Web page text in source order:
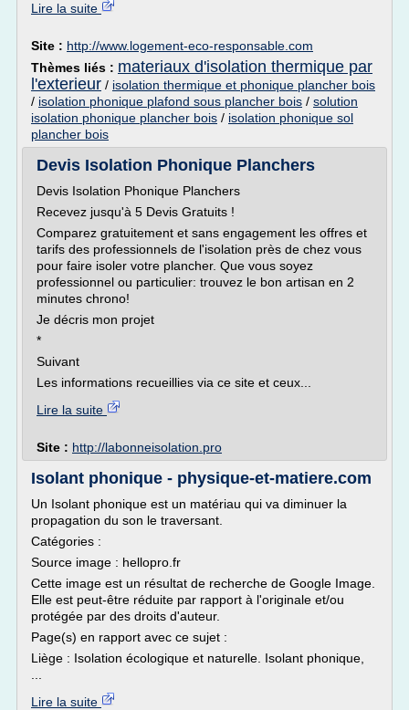
Lire la suite
Site : http://www.logement-eco-responsable.com
Thèmes liés : materiaux d'isolation thermique par
l'exterieur / isolation thermique et phonique plancher bois
/ isolation phonique plafond sous plancher bois / solution
isolation phonique plancher bois / isolation phonique sol
plancher bois
Devis Isolation Phonique Planchers
Devis Isolation Phonique Planchers
Recevez jusqu'à 5 Devis Gratuits !
Comparez gratuitement et sans engagement les offres et
tarifs des professionnels de l'isolation près de chez vous
pour faire isoler votre plancher. Que vous soyez
professionnel ou particulier: trouvez le bon artisan en 2
minutes chrono!
Je décris mon projet
*
Suivant
Les informations recueillies via ce site et ceux...
Lire la suite
Site : http://labonneisolation.pro
Isolant phonique - physique-et-matiere.com
Un Isolant phonique est un matériau qui va diminuer la
propagation du son le traversant.
Catégories :
Source image : hellopro.fr
Cette image est un résultat de recherche de Google Image.
Elle est peut-être réduite par rapport à l'originale et/ou
protégée par des droits d'auteur.
Page(s) en rapport avec ce sujet :
Liège : Isolation écologique et naturelle. Isolant phonique,
Lire la suite